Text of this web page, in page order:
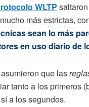
WLTP
más estrictas,
sean lo más
en uso diario de
que las
tanto a los primeros
a los segundos.